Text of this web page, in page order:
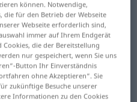
anklicken/antippen)
können. Notwendige,
die für den Betrieb der Webseite
Webseite erforderlich sind,
immer auf Ihrem Endgerät
die der Bereitstellung
nur gespeichert, wenn Sie uns
Button Ihr Einverständnis
ohne Akzeptieren“. Sie
zukünftige Besuche unserer
Informationen zu den Cookies